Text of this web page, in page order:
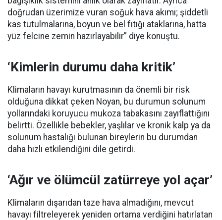
doğrudan üzerimize vuran soğuk hava akımı; şiddetli
kas tutulmalarına, boyun ve bel fıtığı ataklarına, hatta
yüz felcine zemin hazırlayabilir” diye konuştu.
‘Kimlerin durumu daha kritik’
Klimaların havayı kurutmasının da önemli bir risk
olduğuna dikkat çeken Noyan, bu durumun solunum
yollarındaki koruyucu mukoza tabakasını zayıflattığını
belirtti. Özellikle bebekler, yaşlılar ve kronik kalp ya da
solunum hastalığı bulunan bireylerin bu durumdan
daha hızlı etkilendiğini dile getirdi.
‘Ağır ve ölümcül zatürreye yol açar’
Klimaların dışarıdan taze hava almadığını, mevcut
havayı filtreleyerek yeniden ortama verdiğini hatırlatan